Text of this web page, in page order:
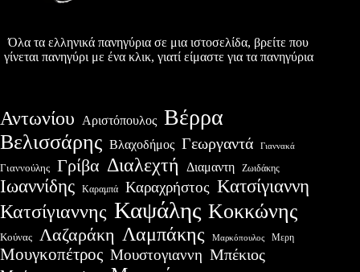
Όλα τα ελληνικά πανηγύρια σε μια ιστοσελίδα, βρείτε που
γίνεται πανηγύρι με ένα κλικ, γιατί είμαστε για τα πανηγύρια
Αντωνίου Αριστόπουλος Βέρρα
Βελισσάρης Βλαχοδήμος Γεωργαντά Γιαννακά
Γιαννούλης Γρίβα Διαλεχτή Διαμαντη Ζωιδάκης
Ιωαννίδης Καραμπά Καραχρήστος Κατσίγιαννη
Κατσίγιαννης Καψάλης Κοκκώνης
Κούνας Λαζαράκη Λαμπάκης Μαρκόπουλος Μερη
Μουγκοπέτρος Μουστογιαννη Μπέκιος